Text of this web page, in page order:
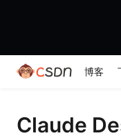
博客
Claude